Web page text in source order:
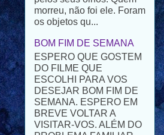
BOM FIM DE SEMANA
ESPERO QUE GOSTEM
DO FILME QUE
ESCOLHI PARA VOS
DESEJAR BOM FIM DE
SEMANA. ESPERO EM
BREVE VOLTAR A
VISITAR-VOS. ALÉM DO
PROBLEMA FAMILIAR
T...